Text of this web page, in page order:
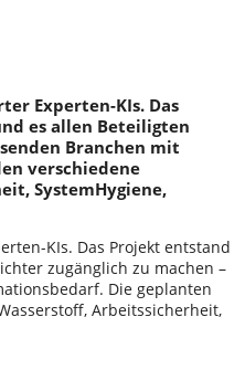
Experten-KIs. Das
es allen Beteiligten
Branchen mit
verschiedene
SystemHygiene,
KIs. Das Projekt entstand
zugänglich zu machen –
Die geplanten
Arbeitssicherheit,